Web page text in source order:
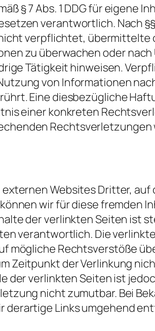
§ 7 Abs. 1 DDG für eigene
verantwortlich. Nach §§
verpflichtet, übermittelte
zu überwachen oder nach
Tätigkeit hinweisen.
von Informationen
Eine diesbezügliche
einer konkreten
Rechtsverletzungen
Websites Dritter, auf
wir für diese fremden
der verlinkten Seiten ist
verantwortlich. Die
mögliche Rechtsverstöße
Zeitpunkt der Verlinkung
der verlinkten Seiten ist
nicht zumutbar. Bei
derartige Links umgehend